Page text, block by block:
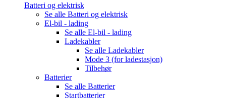
Batteri og elektrisk
Se alle Batteri og elektrisk
El-bil - lading
Se alle El-bil - lading
Ladekabler
Se alle Ladekabler
Mode 3 (for ladestasjon)
Tilbehør
Batterier
Se alle Batterier
Startbatterier